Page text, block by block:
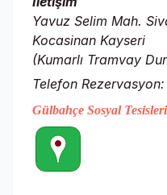
Yavuz Selim Mah.
Kocasinan Kayseri
(Kumarlı Tramvay
Telefon Rezervasyon:
Gülbahçe Sosyal